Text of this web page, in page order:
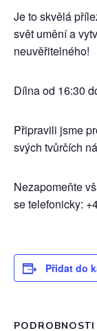
Je to skvělá
svět umění a
neuvěřitelného!
Dílna od 16:30
Připravili jsme
svých tvůrčích
Nezapomeňte
se telefonicky:
Přidat do
PODROBNOSTI